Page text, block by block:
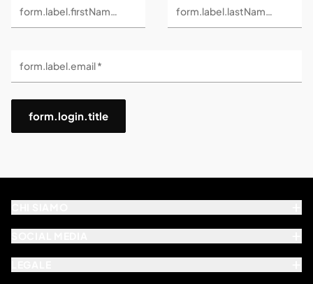
form.label.firstName * form.label.lastName *
form.label.email *
form.login.title